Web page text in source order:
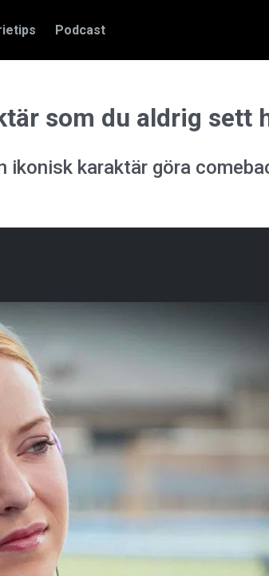
Podcast
som du aldrig sett
ikonisk karaktär göra